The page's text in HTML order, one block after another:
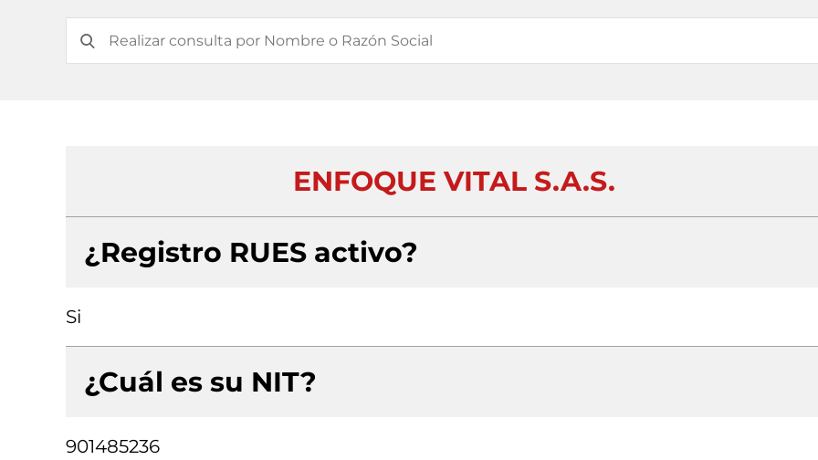
ENFOQUE VITAL S.A.S.
¿Registro RUES activo?
Si
¿Cuál es su NIT?
901485236